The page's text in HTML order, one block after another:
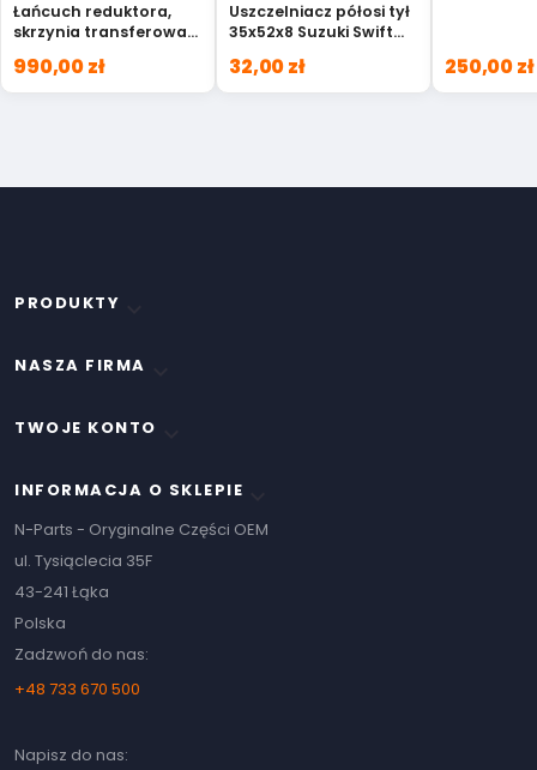
Łańcuch reduktora,
skrzynia transferowa
29225-55C00
990,00 zł
Uszczelniacz półosi tył
35x52x8 Suzuki Swift
32,00 zł 250,00 zł
PRODUKTY
NASZA FIRMA
TWOJE KONTO
INFORMACJA O SKLEPIE
N-Parts - Oryginalne Części OEM
ul. Tysiąclecia 35F
43-241 Łąka
Polska
Zadzwoń do nas:
+48 733 670 500
Napisz do nas: